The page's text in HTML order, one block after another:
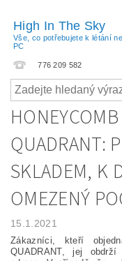
High In The Sky
Vše, co potřebujete k létání
PC
776 209 582
QUADRANT:
SKLADEM, K
OMEZENÝ
15.1.2021
Zákazníci, kteří
QUADRANT, jej